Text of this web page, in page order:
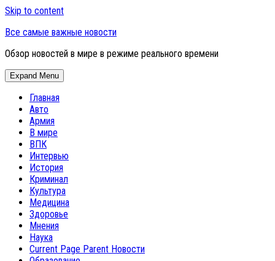
Skip to content
Все самые важные новости
Обзор новостей в мире в режиме реального времени
Expand Menu
Главная
Авто
Армия
В мире
ВПК
Интервью
История
Криминал
Культура
Медицина
Здоровье
Мнения
Наука
Current Page Parent Новости